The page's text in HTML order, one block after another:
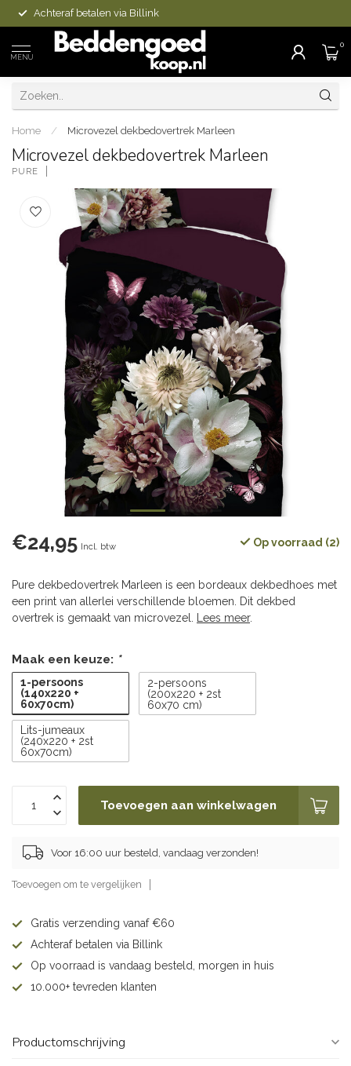
Achteraf betalen via Billink
MENU
0
Home / Microvezel dekbedovertrek Marleen
Microvezel dekbedovertrek Marleen
PURE
€24,95 Incl. btw Op voorraad (2)
Pure dekbedovertrek Marleen is een bordeaux dekbedhoes met
een print van allerlei verschillende bloemen. Dit dekbed
overtrek is gemaakt van microvezel.
Lees meer.
Maak een keuze: *
1-persoons
(140x220 +
60x70cm)
2-persoons
(200x220 + 2st
60x70 cm)
Lits-jumeaux
(240x220 + 2st
60x70cm)
Toevoegen aan winkelwagen
Voor 16:00 uur besteld, vandaag verzonden!
Toevoegen om te vergelijken
Gratis verzending vanaf €60
Achteraf betalen via Billink
Op voorraad is vandaag besteld, morgen in huis
10.000+ tevreden klanten
Productomschrijving